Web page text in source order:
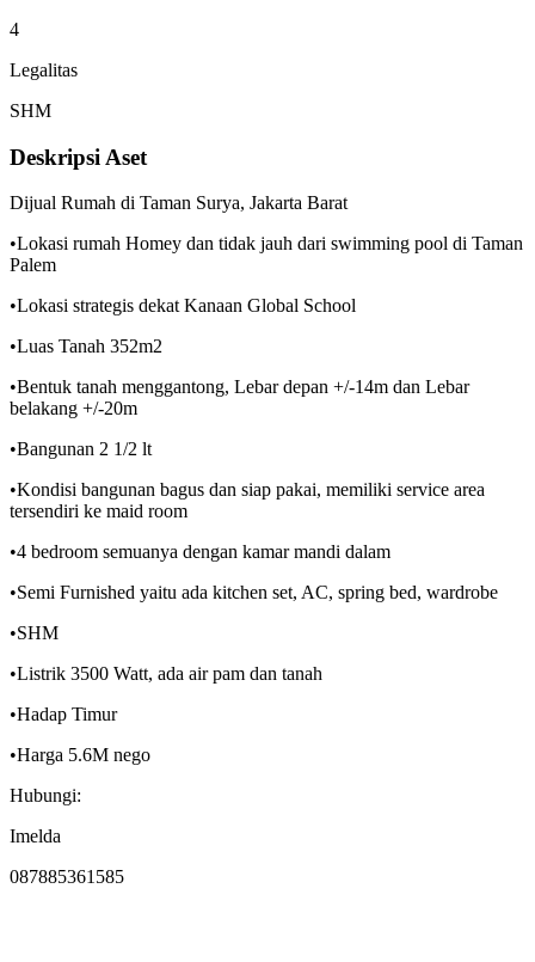
4
Legalitas
SHM
Deskripsi Aset
Dijual Rumah di Taman Surya, Jakarta Barat
•Lokasi rumah Homey dan tidak jauh dari swimming pool di Taman
Palem
•Lokasi strategis dekat Kanaan Global School
•Luas Tanah 352m2
•Bentuk tanah menggantong, Lebar depan +/-14m dan Lebar
belakang +/-20m
•Bangunan 2 1/2 lt
•Kondisi bangunan bagus dan siap pakai, memiliki service area
tersendiri ke maid room
•4 bedroom semuanya dengan kamar mandi dalam
•Semi Furnished yaitu ada kitchen set, AC, spring bed, wardrobe
•SHM
•Listrik 3500 Watt, ada air pam dan tanah
•Hadap Timur
•Harga 5.6M nego
Hubungi:
Imelda
087885361585